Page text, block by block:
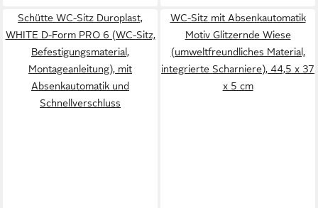
Schütte WC-Sitz Duroplast,
WHITE D-Form PRO 6 (WC-Sitz,
Befestigungsmaterial,
Montageanleitung), mit
Absenkautomatik und
Schnellverschluss
WC-Sitz mit Absenkautomatik
Motiv Glitzernde Wiese
(umweltfreundliches Material,
integrierte Scharniere), 44,5 x 37
x 5 cm